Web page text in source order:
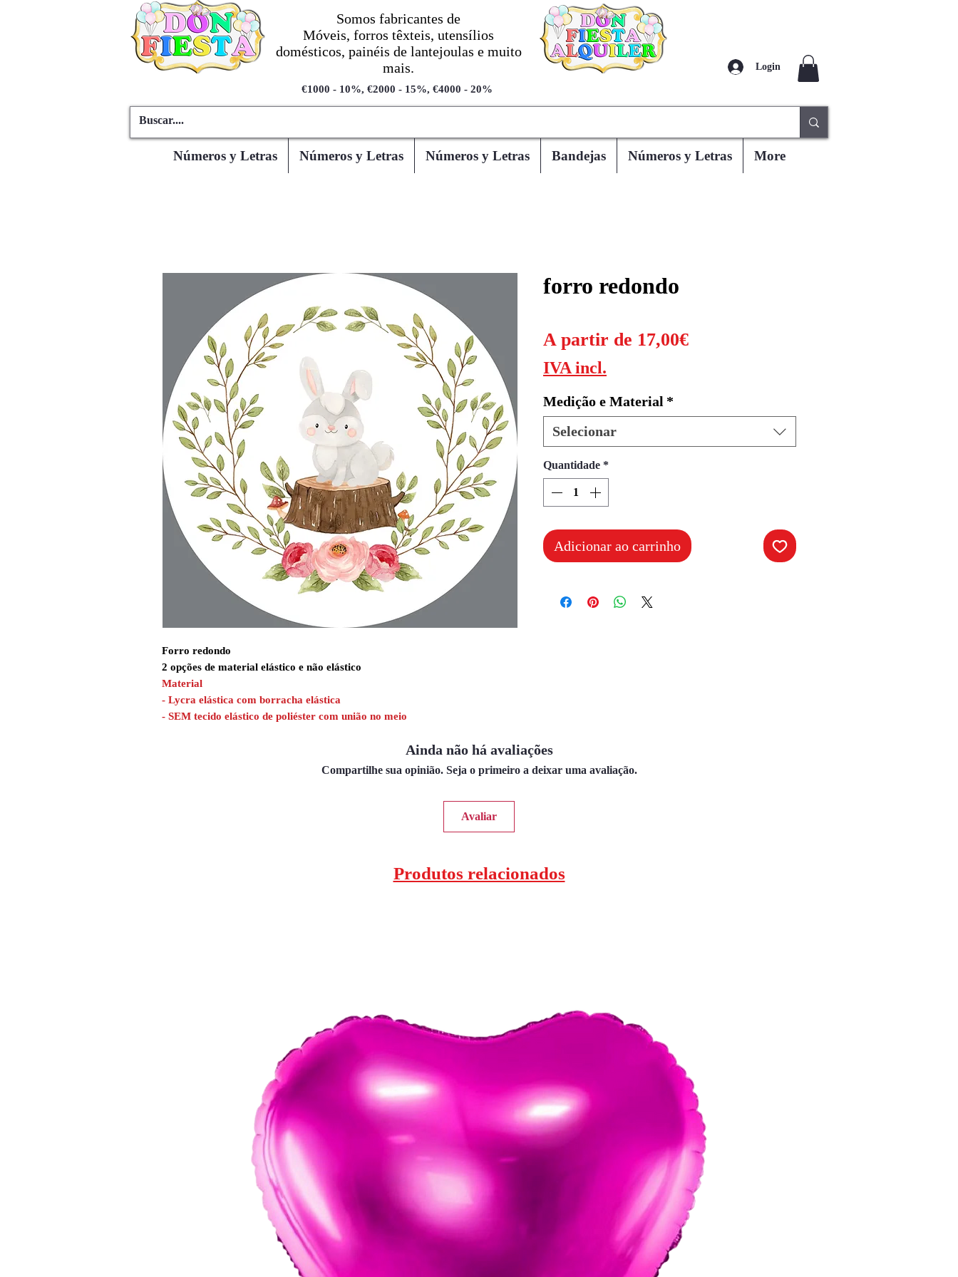
Somos fabricantes de
Móveis, forros têxteis, utensílios
domésticos, painéis de lantejoulas e muito
mais.
€1000 - 10%, €2000 - 15%, €4000 - 20%
Login
Números y Letras Números y Letras Números y Letras Bandejas Números y Letras More
Forro redondo
2 opções de material elástico e não elástico
Material
- Lycra elástica com borracha elástica
- SEM tecido elástico de poliéster com união no meio
forro redondo
A partir de 17,00€Preço
IVA incl.
Medição e Material *
Selecionar
Quantidade *
Adicionar ao carrinho
Ainda não há avaliações
Compartilhe sua opinião. Seja o primeiro a deixar uma avaliação.
Avaliar
Produtos relacionados